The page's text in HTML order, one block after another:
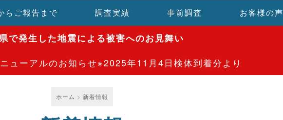
らご報告まで 調査実績 事前調査 お客様の声
で発生した地震による被害へのお見舞い
ューアルのお知らせ※2025年11月4日検体到着分より
ホーム 新着情報